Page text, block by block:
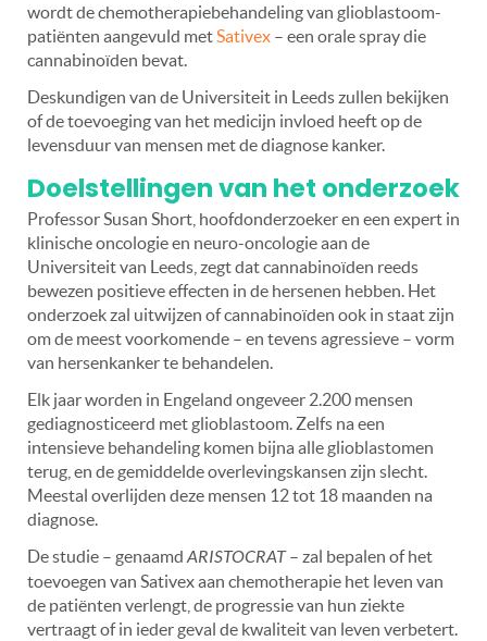
wordt de chemotherapiebehandeling van glioblastoom-
patiënten aangevuld metSativex – een orale spray die
cannabinoïden bevat.
Deskundigen van de Universiteit in Leeds zullen bekijken
of de toevoeging van het medicijn invloed heeft op de
levensduur van mensen met de diagnose kanker.
Doelstellingen van het onderzoek
Professor Susan Short, hoofdonderzoeker en een expert in
klinische oncologie en neuro-oncologie aan de
Universiteit van Leeds, zegt dat cannabinoïden reeds
bewezen positieve effecten in de hersenen hebben. Het
onderzoek zal uitwijzen of cannabinoïden ook in staat zijn
om de meest voorkomende – en tevens agressieve – vorm
van hersenkanker te behandelen.
Elk jaar worden in Engeland ongeveer 2.200 mensen
gediagnosticeerd met glioblastoom. Zelfs na een
intensieve behandeling komen bijna alle glioblastomen
terug, en de gemiddelde overlevingskansen zijn slecht.
Meestal overlijden deze mensen 12 tot 18 maanden na
diagnose.
De studie – genaamd ARISTOCRAT– zal bepalen of het
toevoegen van Sativex aan chemotherapie het leven van
de patiënten verlengt, de progressie van hun ziekte
vertraagt of in ieder geval de kwaliteit van leven verbetert.